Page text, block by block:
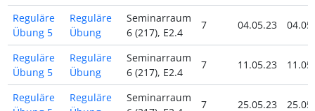
Reguläre
Übung 5
Reguläre
Übung
Seminarraum
6 (217), E2.4
7 04.05.23
Reguläre
Übung 5
Reguläre
Übung
Seminarraum
6 (217), E2.4
7 11.05.23
Reguläre
Reguläre
Seminarraum
7 25.05.23